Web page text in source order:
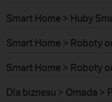
Smart Home > Huby
Smart Home > Roboty
Smart Home > Roboty
Dla biznesu > Omada